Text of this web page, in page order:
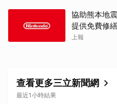
協助熊本地
提供免費修
上報
查看更多三立新聞網
最近1小時結果